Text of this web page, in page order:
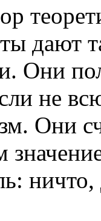
дают
Они
не
Они